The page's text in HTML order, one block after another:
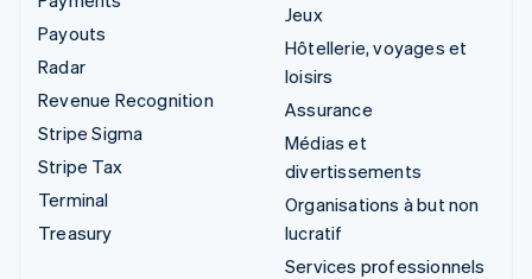
Payouts
Radar
Revenue Recognition
Stripe Sigma
Stripe Tax
Terminal
Treasury
Jeux
Hôtellerie, voyages et
loisirs
Assurance
Médias et
divertissements
Organisations à but non
lucratif
Services professionnels